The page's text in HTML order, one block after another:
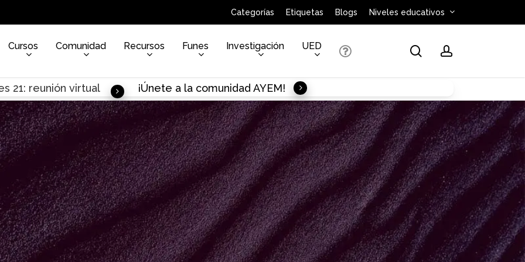
Categorías Etiquetas Blogs Niveles educativos
Cursos Comunidad Recursos Funes Investigación UED searchaccount
21: reunión virtual ¡Únete a la comunidad AYEM!